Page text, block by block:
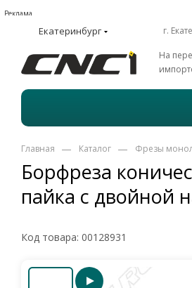
Реклама
Екатеринбург г.
На
Борфреза
пайка с двойной
Главная — Каталог — Фрезы
Код товара: 00128931